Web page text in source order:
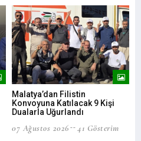
Malatya’dan Filistin
Konvoyuna Katılacak 9 Kişi
Dualarla Uğurlandı
07 Ağustos 2026 41 Gösterim